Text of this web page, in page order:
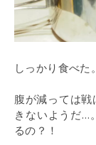
しっかり食べた
腹が減っては
きないようだ…
るの？！